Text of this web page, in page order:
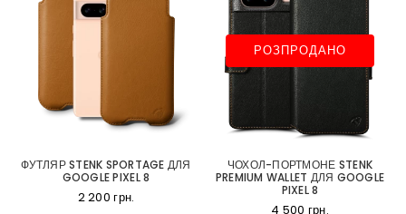
ФУТЛЯР STENK SPORTAGE ДЛЯ
GOOGLE PIXEL 8
2 200 грн.
РОЗПРОДАНО
ЧОХОЛ-ПОРТМОНЕ STENK
PREMIUM WALLET ДЛЯ GOOGLE
PIXEL 8
4 500 грн.